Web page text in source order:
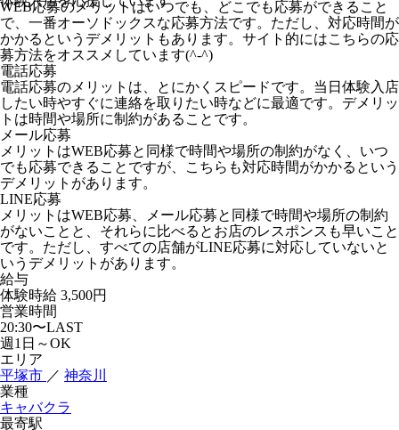
WEB応募のメリットはいつでも、どこでも応募ができること
で、一番オーソドックスな応募方法です。ただし、対応時間が
かかるというデメリットもあります。サイト的にはこちらの応
募方法をオススメしています(^-^)
電話応募
電話応募のメリットは、とにかくスピードです。当日体験入店
したい時やすぐに連絡を取りたい時などに最適です。デメリッ
トは時間や場所に制約があることです。
メール応募
メリットはWEB応募と同様で時間や場所の制約がなく、いつ
でも応募できることですが、こちらも対応時間がかかるという
デメリットがあります。
LINE応募
メリットはWEB応募、メール応募と同様で時間や場所の制約
がないことと、それらに比べるとお店のレスポンスも早いこと
です。ただし、すべての店舗がLINE応募に対応していないと
いうデメリットがあります。
給与
体験時給 3,500円
営業時間
20:30〜LAST
週1日～OK
エリア
平塚市 ／ 神奈川
業種
キャバクラ
最寄駅